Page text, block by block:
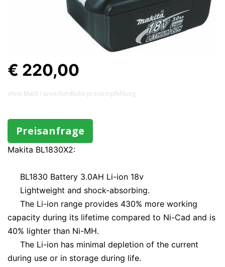
€ 220,00
ohne MwSt / unverbindliche preisempfehlung
Preisanfrage
Makita BL1830X2:
BL1830 Battery 3.0AH Li-ion 18v
Lightweight and shock-absorbing.
The Li-ion range provides 430% more working
capacity during its lifetime compared to Ni-Cad and is
40% lighter than Ni-MH.
The Li-ion has minimal depletion of the current
during use or in storage during life.